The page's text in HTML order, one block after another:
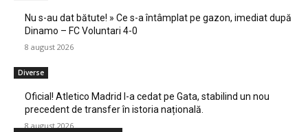
Nu s-au dat bătute! » Ce s-a întâmplat pe gazon, imediat după
Dinamo – FC Voluntari 4-0
8 august 2026
Diverse
Oficial! Atletico Madrid l-a cedat pe Gata, stabilind un nou
precedent de transfer în istoria națională.
8 august 2026